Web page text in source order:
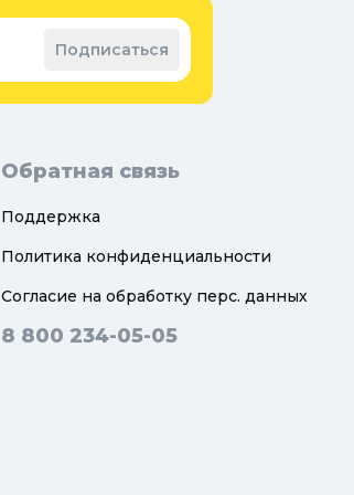
Подписаться
Обратная связь
Поддержка
Политика конфиденциальности
Согласие на обработку перс. данных
8 800 234-05-05